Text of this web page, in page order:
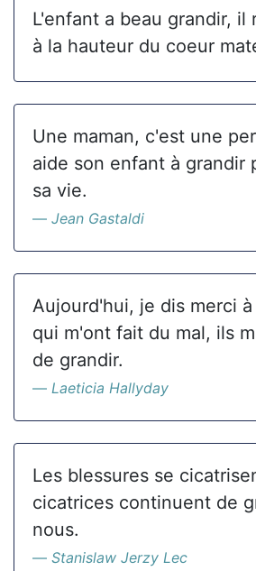
L'enfant a beau grandir, il
à la hauteur du coeur
Une maman, c'est une
aide son enfant à grandir
sa vie.
Jean Gastaldi
Aujourd'hui, je dis merci
qui m'ont fait du mal, ils
de grandir.
Laeticia Hallyday
Les blessures se
cicatrices continuent de
nous.
Stanislaw Jerzy Lec